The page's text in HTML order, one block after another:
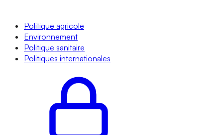
Politique agricole
Environnement
Politique sanitaire
Politiques internationales